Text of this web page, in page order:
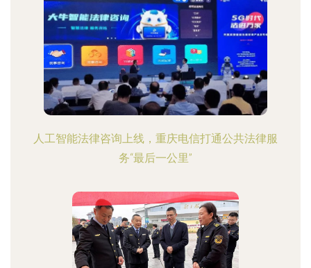
人工智能法律咨询上线，重庆电信打通公共法律服
务“最后一公里”